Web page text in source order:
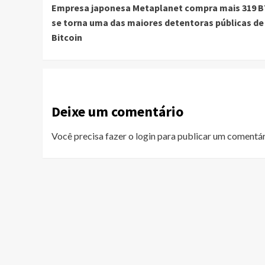
Reading
Empresa japonesa Metaplanet compra mais 319
se torna uma das maiores detentoras públicas de
Bitcoin
Deixe um comentário
Você precisa fazer o loginpara publicar um